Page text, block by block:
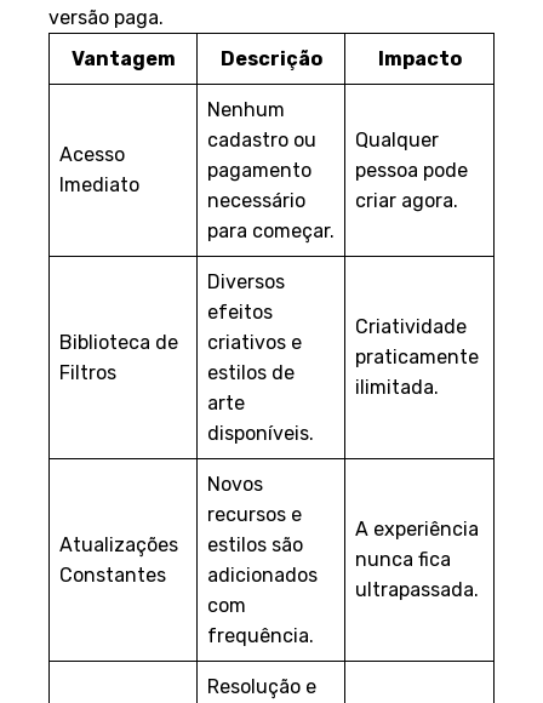
versão paga.
Vantagem
Descrição Impacto
Acesso
Imediato
Nenhum
cadastro ou
pagamento
necessário
para começar.
Qualquer
pessoa pode
criar agora.
Biblioteca de
Filtros
Diversos
efeitos
criativos e
estilos de
arte
disponíveis.
Criatividade
praticamente
ilimitada.
Atualizações
Constantes
Novos
recursos e
estilos são
adicionados
com
frequência.
A experiência
nunca fica
ultrapassada.
Resolução e